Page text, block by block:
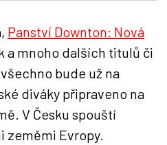
Panství Downton: Nová
a mnoho dalších titulů či
bude už na
diváky připraveno na
V Česku spouští
zeměmi Evropy.